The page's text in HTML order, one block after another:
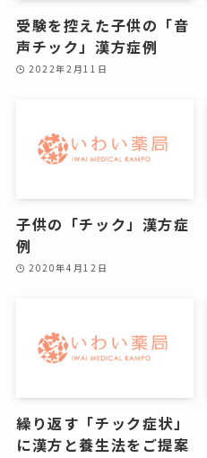
受験を控えた子供の「音
声チック」漢方症例
2022年2月11日
子供の「チック」漢方症
例
2020年4月12日
繰り返す「チック症状」
に漢方と養生法をご提案